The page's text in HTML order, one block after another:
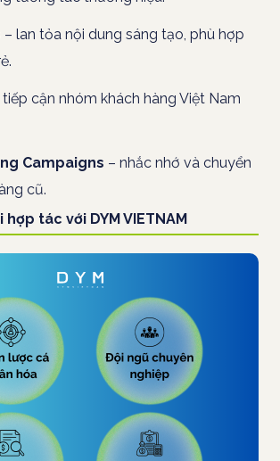
– lan tỏa nội dung sáng tạo, phù hợp
tiếp cận nhóm khách hàng Việt Nam
Campaigns – nhắc nhớ và chuyển
cũ.
hợp tác với DYM VIETNAM